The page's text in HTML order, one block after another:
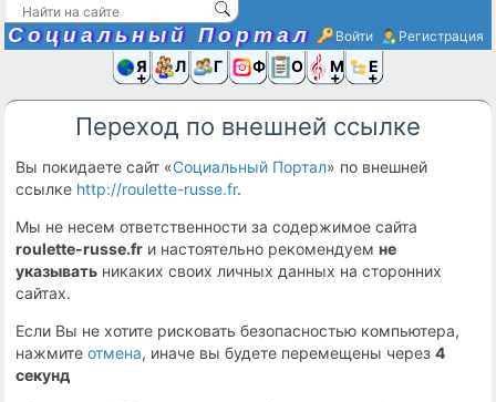
Социальный Портал Войти Регистрация
Я иЛюди
Группы
Фото Ещё
Переход по внешней ссылке
Вы покидаете сайт «Социальный Портал» по внешней
ссылке http://roulette-russe.fr.
Мы не несем ответственности за содержимое сайта
roulette-russe.fr и настоятельно рекомендуемне
указывать никаких своих личных данных на сторонних
сайтах.
Если Вы не хотите рисковать безопасностью компьютера,
нажмитеотмена, иначе вы будете перемещены через4
секунд